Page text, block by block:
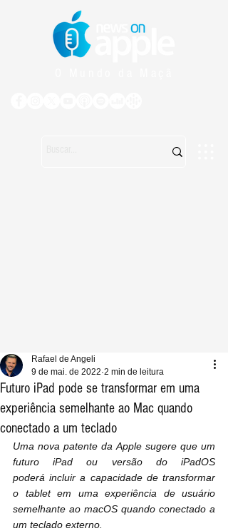
Futuro iPad pode se transformar em uma
experiência semelhante ao Mac quando
conectado a um teclado
Rafael de Angeli
9 de mai. de 2022 2 min de leitura
Uma nova patente da Apple sugere que um
futuro iPad ou versão do iPadOS
poderá incluir a capacidade de transformar
o tablet em uma experiência de usuário
semelhante ao macOS quando conectado a
um teclado externo.